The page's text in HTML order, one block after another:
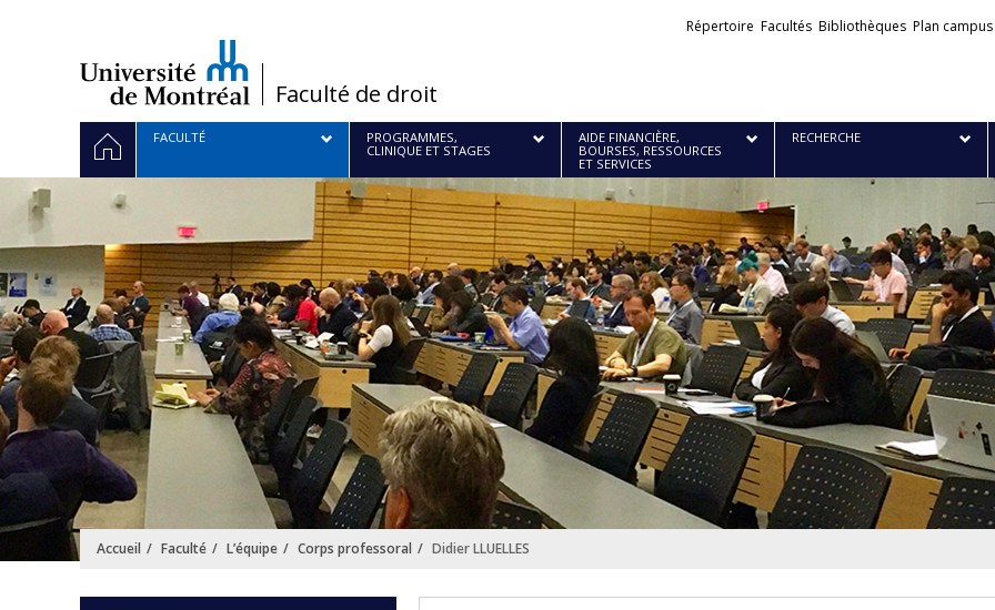
/Faculté de droit
Liens
Répertoire Facultés Bibliothèques Plan campus
Navigation
principale
ACCUEILFACULTÉ
PROGRAMMES,
CLINIQUE ET STAGES
AIDE FINANCIÈRE,
BOURSES, RESSOURCES
ET SERVICES
RECHERCHE
Accueil Faculté L’équipe Corps professoral Didier LLUELLES